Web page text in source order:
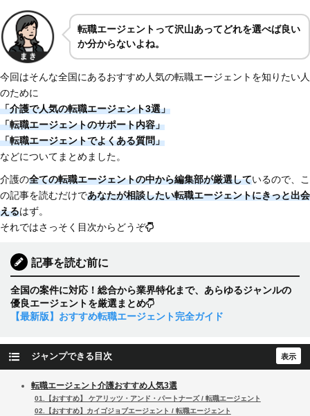
転職エージェントって沢山あってどれを選べば良い
か分からないよね。
今回はそんな全国にあるおすすめ人気の転職エージェントを知りたい人
のために
「介護で人気の転職エージェント3選」
「転職エージェントのサポート内容」
「転職エージェントでよくある質問」
などについてまとめました。
介護の全ての転職エージェントの中から編集部が厳選しているので、こ
の記事を読むだけであなたが相談したい転職エージェントにきっと出会
えるはず。
それではさっそく目次からどうぞ
記事を読む前に
全国の案件に対応！総合から業界特化まで、あらゆるジャンルの
優良エージェントを厳選まとめ
【最新版】おすすめ転職エージェント完全ガイド
ジャンプできる目次
転職エージェント介護おすすめ人気3選
01.【おすすめ】 ケアリッツ・アンド・パートナーズ / 転職エージェント
02.【おすすめ】カイゴジョブエージェント / 転職エージェント